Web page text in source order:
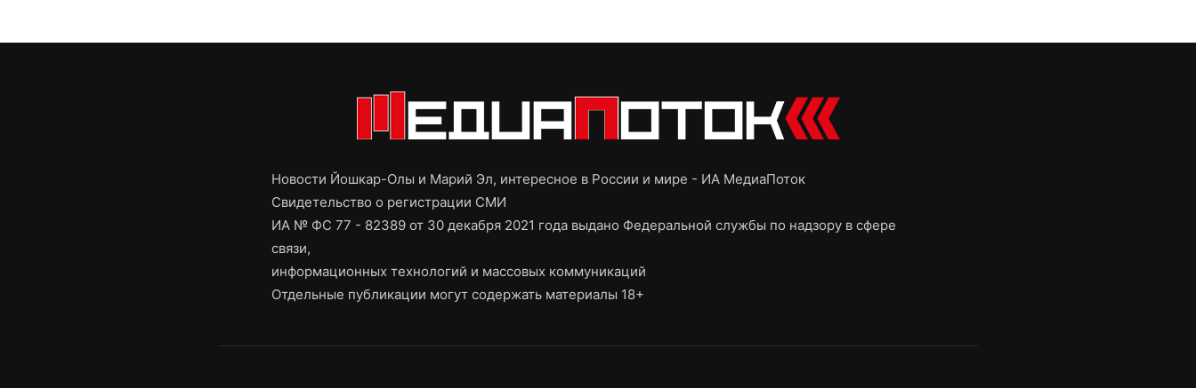
Новости Йошкар-Олы и Марий Эл, интересное в России и мире - ИА МедиаПоток
Свидетельство о регистрации СМИ
ИА № ФС 77 - 82389 от 30 декабря 2021 года выдано Федеральной службы по надзору в сфере
связи,
информационных технологий и массовых коммуникаций
Отдельные публикации могут содержать материалы 18+